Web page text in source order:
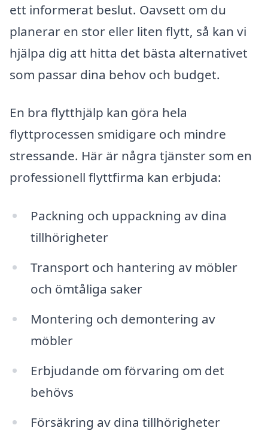
ett informerat beslut. Oavsett om du
planerar en stor eller liten flytt, så kan vi
hjälpa dig att hitta det bästa alternativet
som passar dina behov och budget.
En bra flytthjälp kan göra hela
flyttprocessen smidigare och mindre
stressande. Här är några tjänster som en
professionell flyttfirma kan erbjuda:
Packning och uppackning av dina
tillhörigheter
Transport och hantering av möbler
och ömtåliga saker
Montering och demontering av
möbler
Erbjudande om förvaring om det
behövs
Försäkring av dina tillhörigheter